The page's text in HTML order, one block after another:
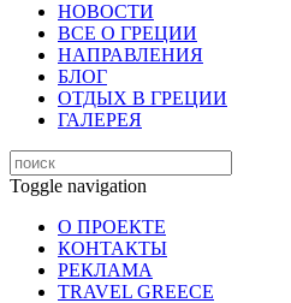
НОВОСТИ
ВСЕ О ГРЕЦИИ
НАПРАВЛЕНИЯ
БЛОГ
ОТДЫХ В ГРЕЦИИ
ГАЛЕРЕЯ
Toggle navigation
О ПРОЕКТЕ
КОНТАКТЫ
РЕКЛАМА
TRAVEL GREECE